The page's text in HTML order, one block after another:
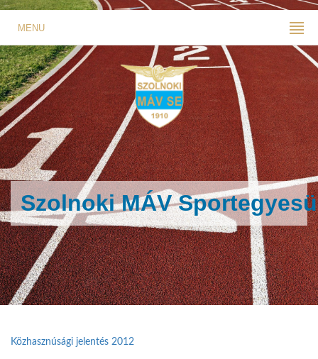
MENU
Szolnoki MÁV
Közhasznúsági jelentés 2012